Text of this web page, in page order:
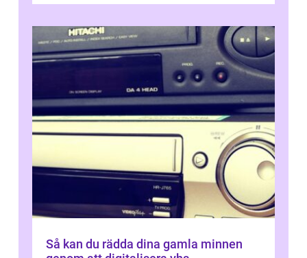
Så kan du rädda dina gamla minnen